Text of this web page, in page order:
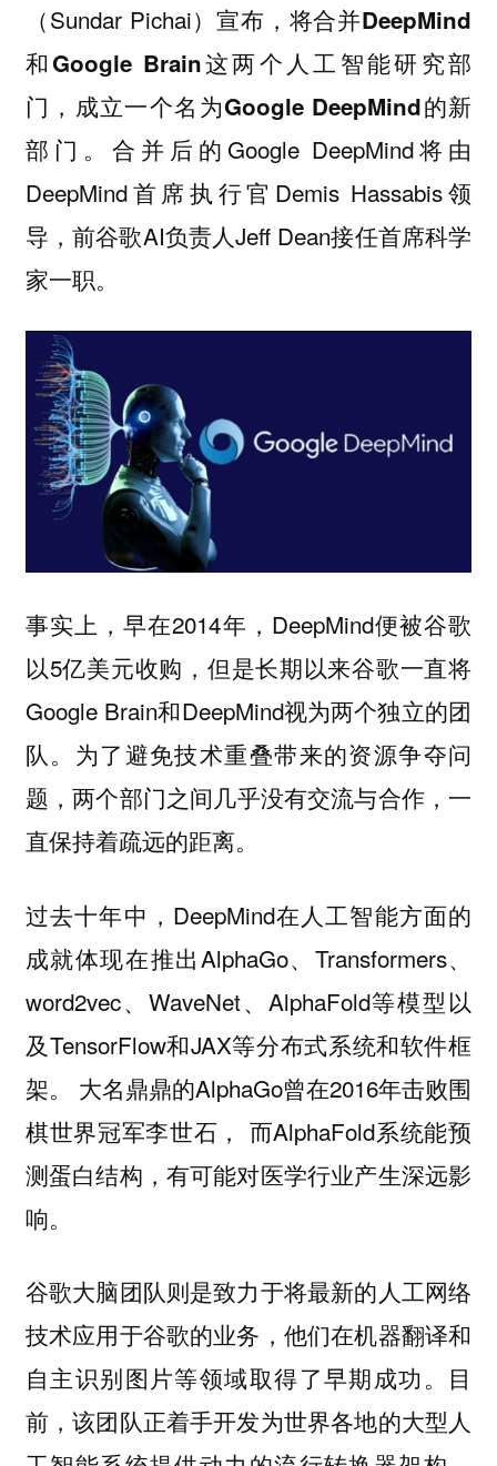
（Sundar Pichai）宣布， 将合并DeepMind
和Google Brain这两个人工智能研究部
门，成立一个名为Google DeepMind的新
部门 。合并后的Google DeepMind将由
DeepMind首席执行官Demis Hassabis领
导，前谷歌AI负责人Jeff Dean接任首席科学
家一职。
事实上，早在2014年，DeepMind便被谷歌
以5亿美元收购，但是长期以来谷歌一直将
Google Brain和DeepMind视为两个独立的团
队。为了避免技术重叠带来的资源争夺问
题，两个部门之间几乎没有交流与合作，一
直保持着疏远的距离。
过去十年中，DeepMind在人工智能方面的
成就体现在推出AlphaGo、Transformers、
word2vec、WaveNet、AlphaFold等模型以
及TensorFlow和JAX等分布式系统和软件框
架。 大名鼎鼎的AlphaGo曾在2016年击败围
棋世界冠军李世石， 而AlphaFold系统能预
测蛋白结构，有可能对医学行业产生深远影
响。
谷歌大脑团队则是致力于将最新的人工网络
技术应用于谷歌的业务，他们在机器翻译和
自主识别图片等领域取得了早期成功。目
前，该团队正着手开发为世界各地的大型人